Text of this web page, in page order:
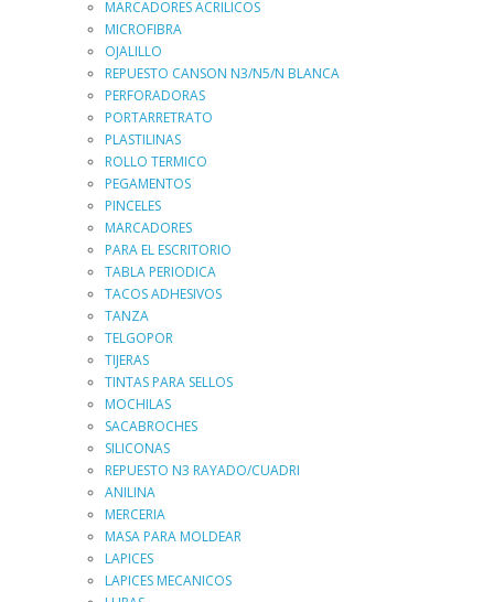
MARCADORES ACRILICOS
MICROFIBRA
OJALILLO
REPUESTO CANSON N3/N5/N BLANCA
PERFORADORAS
PORTARRETRATO
PLASTILINAS
ROLLO TERMICO
PEGAMENTOS
PINCELES
MARCADORES
PARA EL ESCRITORIO
TABLA PERIODICA
TACOS ADHESIVOS
TANZA
TELGOPOR
TIJERAS
TINTAS PARA SELLOS
MOCHILAS
SACABROCHES
SILICONAS
REPUESTO N3 RAYADO/CUADRI
ANILINA
MERCERIA
MASA PARA MOLDEAR
LAPICES
LAPICES MECANICOS